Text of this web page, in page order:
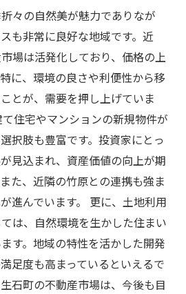
資の新たな舞台：注目する理
変わる市場動向：生石町の未
びをサポート：生石町の最新
々の自然美が魅力でありなが
も非常に良好な地域です。近
場は活発化しており、価格の上
に、環境の良さや利便性から移
とが、需要を押し上げていま
住宅やマンションの新規物件が
択肢も豊富です。投資家にとっ
見込まれ、資産価値の向上が期
た、近隣の竹原との連携も強ま
進んでいます。 更に、土地利用
は、自然環境を生かした住まい
す。地域の特性を活かした開発
足度も高まっているといえるで
石町の不動産市場は、今後も目